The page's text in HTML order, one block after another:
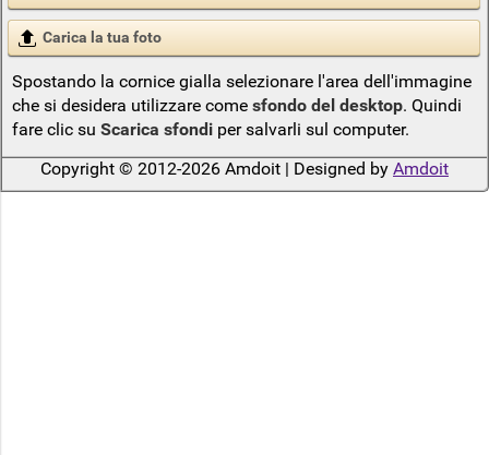
Carica la tua foto
Spostando la cornice gialla selezionare l'area dell'immagine
che si desidera utilizzare come sfondo del desktop. Quindi
fare clic su Scarica sfondiper salvarli sul computer.
Copyright © 2012-2026 Amdoit | Designed by Amdoit